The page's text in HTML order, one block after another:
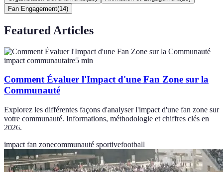
Fan Engagement(14)
Featured Articles
impact communautaire5 min
Comment Évaluer l'Impact d'une Fan Zone sur la
Communauté
Explorez les différentes façons d'analyser l'impact d'une fan zone sur
votre communauté. Informations, méthodologie et chiffres clés en
2026.
impact fan zonecommunauté sportivefootball